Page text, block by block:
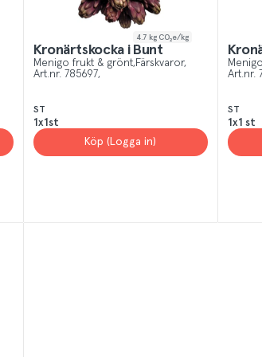
4.7 kg CO₂e/kg
Kronärtskocka i Bunt
Menigo frukt & grönt Färskvaror
Art.nr. 785697
ST
1x1st
Köp (Logga in)
Art.nr.
ST
1x1 st